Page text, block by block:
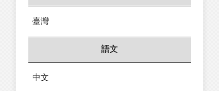
臺灣
語文
中文